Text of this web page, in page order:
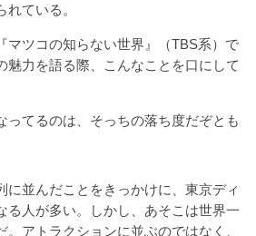
ている。
ツコの知らない世界』（TBS系）で
魅力を語る際、こんなことを口にして
ってるのは、そっちの落ち度だぞとも
並んだことをきっかけに、東京ディ
る人が多い。しかし、あそこは世界一
アトラクションに並ぶのではなく、